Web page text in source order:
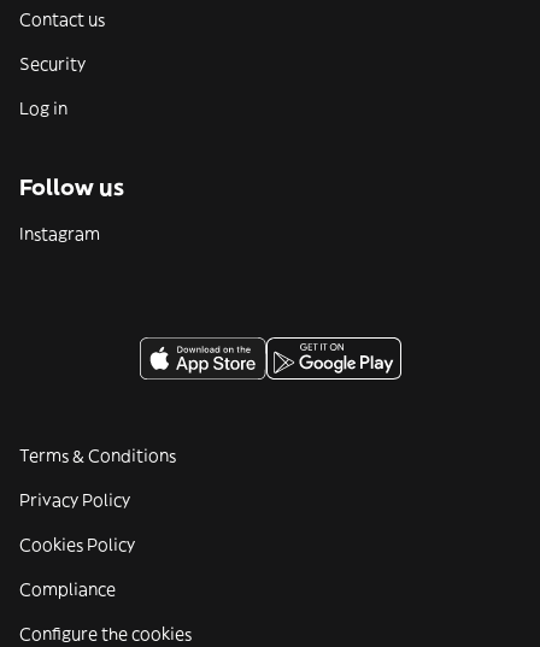
Contact us
Security
Log in
Follow us
Instagram
Terms & Conditions
Privacy Policy
Cookies Policy
Compliance
Configure the cookies